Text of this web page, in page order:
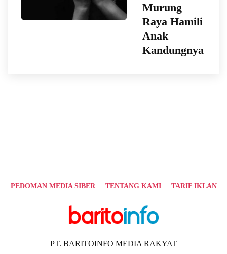
Murung
Raya Hamili
Anak
Kandungnya
PEDOMAN MEDIA SIBER TENTANG KAMI TARIF IKLAN
PT. BARITOINFO MEDIA RAKYAT